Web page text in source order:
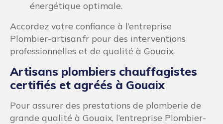
énergétique optimale.
Accordez votre confiance à l’entreprise
Plombier-artisan.fr pour des interventions
professionnelles et de qualité à Gouaix.
Artisans plombiers chauffagistes
certifiés et agréés à Gouaix
Pour assurer des prestations de plomberie de
grande qualité à Gouaix, l’entreprise Plombier-